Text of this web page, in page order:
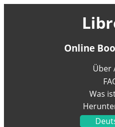
Online
Über
Was